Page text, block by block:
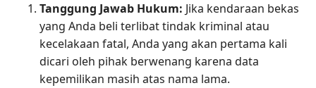
Tanggung Jawab Hukum: Jika kendaraan bekas
yang Anda beli terlibat tindak kriminal atau
kecelakaan fatal, Anda yang akan pertama kali
dicari oleh pihak berwenang karena data
kepemilikan masih atas nama lama.